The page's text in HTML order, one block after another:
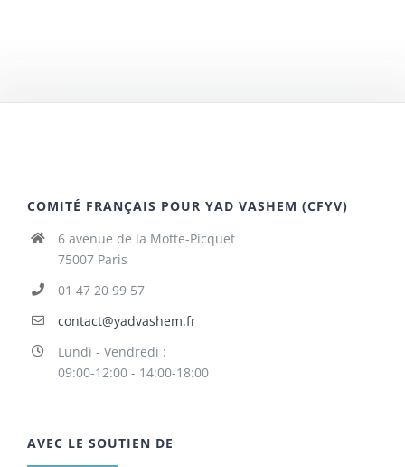
COMITÉ FRANÇAIS POUR YAD VASHEM (CFYV)
6 avenue de la Motte-Picquet
75007 Paris
01 47 20 99 57
contact@yadvashem.fr
Lundi - Vendredi :
09:00-12:00 - 14:00-18:00
AVEC LE SOUTIEN DE